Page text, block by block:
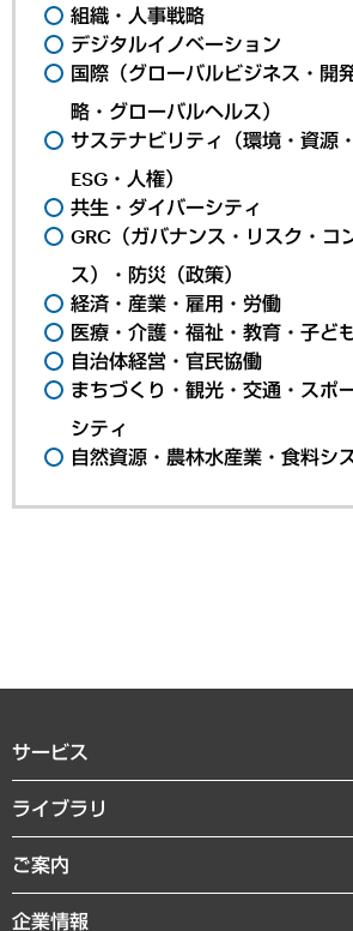
組織・人事戦略
デジタルイノベーション
国際（グローバルビジネス・開
略・グローバルヘルス）
サステナビリティ（環境・資源
ESG・人権）
共生・ダイバーシティ
GRC（ガバナンス・リスク・コ
ス）・防災（政策）
経済・産業・雇用・労働
医療・介護・福祉・教育・子ど
自治体経営・官民協働
まちづくり・観光・交通・スポ
シティ
自然資源・農林水産業・食料シ
サービス
経営戦略
組織・人事戦略
デジタルイノベーション
ライブラリ
経済調査
レポート
コラム
ご案内
セミナー・イベント情報
企業情報